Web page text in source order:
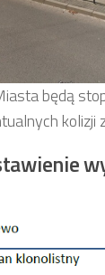
będą
kolizji